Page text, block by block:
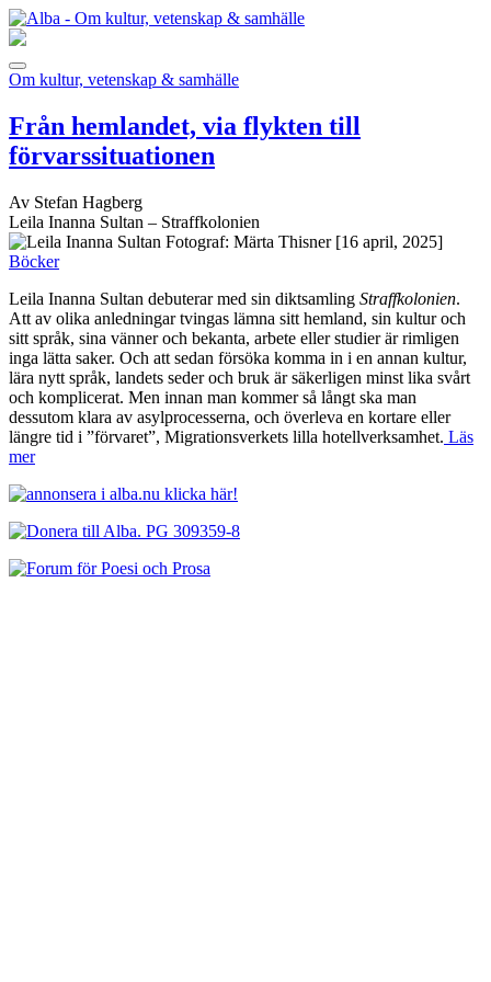
Om kultur, vetenskap & samhälle
Från hemlandet, via flykten till
förvarssituationen
Av Stefan Hagberg
Leila Inanna Sultan – Straffkolonien
[16 april, 2025]
Böcker
Leila Inanna Sultan debuterar med sin diktsamling Straffkolonien.
Att av olika anledningar tvingas lämna sitt hemland, sin kultur och
sitt språk, sina vänner och bekanta, arbete eller studier är rimligen
inga lätta saker. Och att sedan försöka komma in i en annan kultur,
lära nytt språk, landets seder och bruk är säkerligen minst lika svårt
och komplicerat. Men innan man kommer så långt ska man
dessutom klara av asylprocesserna, och överleva en kortare eller
längre tid i ”förvaret”, Migrationsverkets lilla hotellverksamhet. Läs
mer